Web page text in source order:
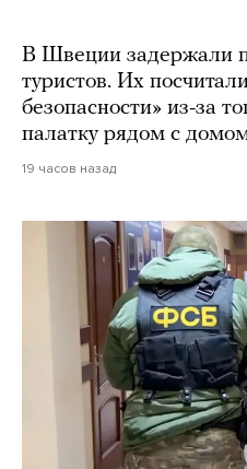
В Швеции задержали
туристов. Их
безопасности» из-за
палатку рядом с
19 часов назад